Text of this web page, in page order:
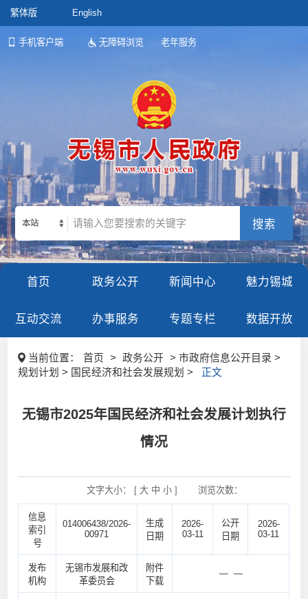
繁体版 English
手机客户端 无障碍浏览 老年服务
本站
首页 政务公开 新闻中心 魅力锡城
互动交流 办事服务 专题专栏 数据开放
当前位置： 首页 > 政务公开
> 市政府信息公开目录 >
规划计划 > 国民经济和社会发展规划 >
正文
无锡市2025年国民经济和社会发展计划执行
情况
文字大小： [ 大 中 小] 浏览次数：
信息
索引
号
014006438/2026-
00971
生成
日期
2026-
03-11
公开
日期
2026-
03-11
发布
机构
无锡市发展和改
革委员会
附件
下载
— —